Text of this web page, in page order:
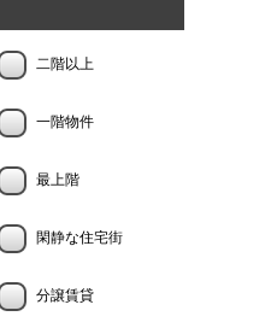
二階以上
一階物件
最上階
閑静な住宅街
分譲賃貸